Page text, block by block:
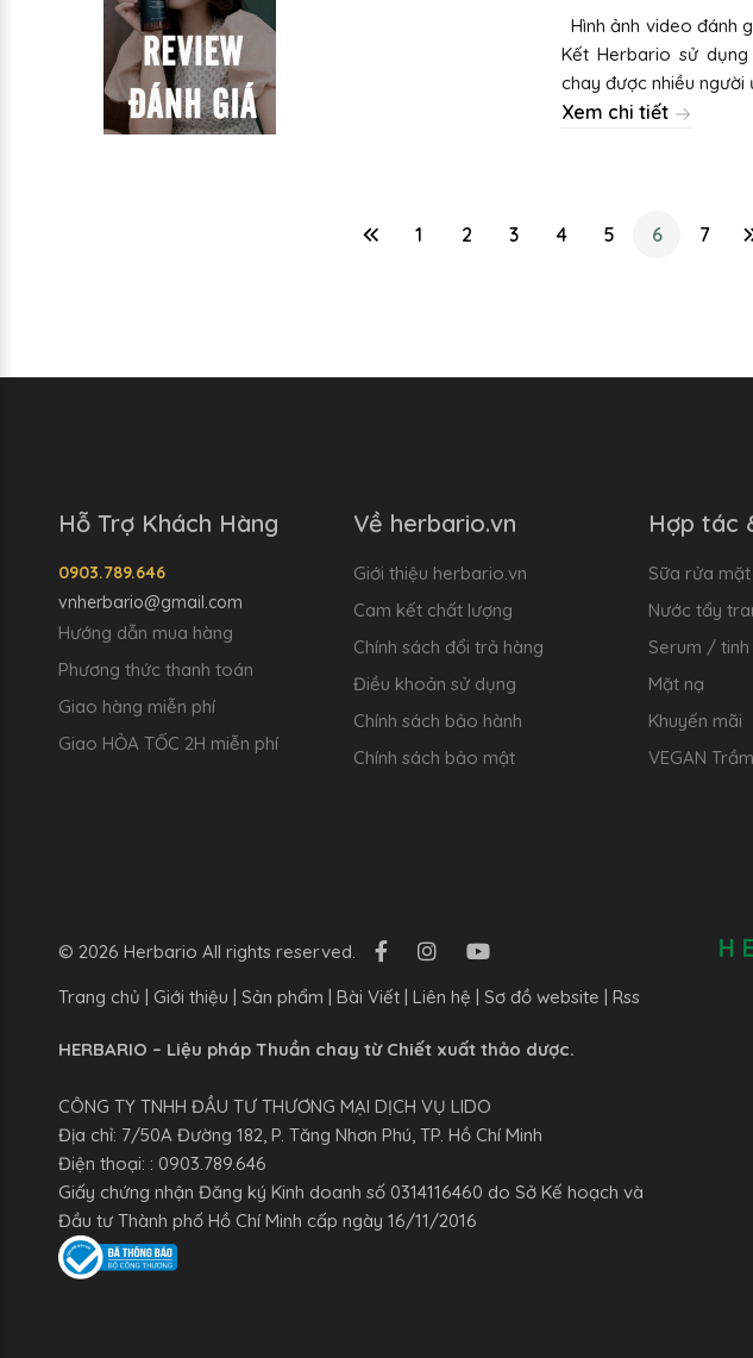
Hình ảnh video đánh
Kết Herbario sử
chay được nhiều người
Xem chi tiết
1 2 3 4 5 6 7
Hỗ Trợ Khách Hàng
0903.789.646
vnherbario@gmail.com
Hướng dẫn mua hàng
Phương thức thanh toán
Giao hàng miễn phí
Giao HỎA TỐC 2H miễn phí
Về herbario.vn
Giới thiệu herbario.vn
Cam kết chất lượng
Chính sách đổi trả hàng
Điều khoản sử dụng
Chính sách bảo hành
Chính sách bảo mật
Hợp tác
Sữa rửa mặt
Nước tẩy
Serum /
Mặt nạ
Khuyến mãi
VEGAN
© 2026 Herbario All rights reserved.
Trang chủ | Giới thiệu | Sản phẩm | Bài Viết| Liên hệ | Sơ đồ website | Rss
HERBARIO – Liệu pháp Thuần chay từ Chiết xuất thảo dược.
CÔNG TY TNHH ĐẦU TƯ THƯƠNG MẠI DỊCH VỤ LIDO
Địa chỉ: 7/50A Đường 182, P. Tăng Nhơn Phú, TP. Hồ Chí Minh
Điện thoại: : 0903.789.646
Giấy chứng nhận Đăng ký Kinh doanh số 0314116460 do Sở Kế hoạch và
Đầu tư Thành phố Hồ Chí Minh cấp ngày 16/11/2016